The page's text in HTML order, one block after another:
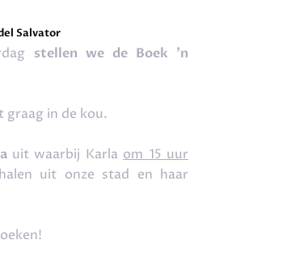
Salvator
stellen we de Boek 'n
graag in de kou.
uit waarbij Karla om 15 uur
uit onze stad en haar